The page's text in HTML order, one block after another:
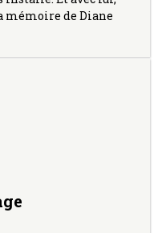
mémoire de Diane